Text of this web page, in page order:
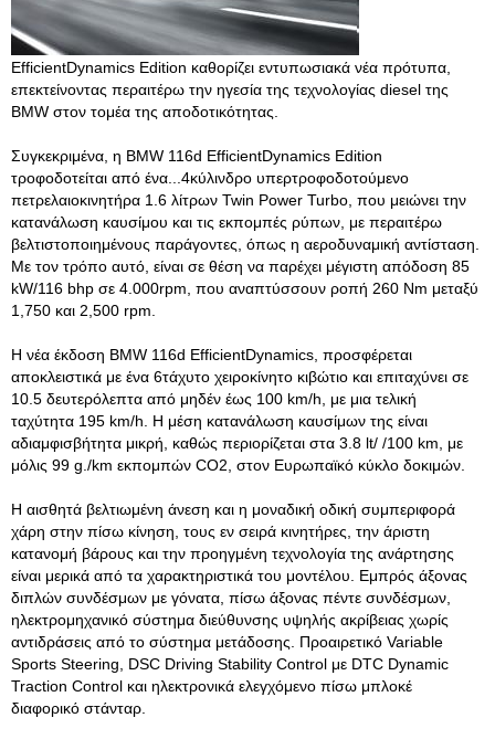
EfficientDynamics Edition καθορίζει εντυπωσιακά νέα πρότυπα,
επεκτείνοντας περαιτέρω την ηγεσία της τεχνολογίας diesel της
BMW στον τομέα της αποδοτικότητας.
Συγκεκριμένα, η BMW 116d EfficientDynamics Edition
τροφοδοτείται από ένα...4κύλινδρο υπερτροφοδοτούμενο
πετρελαιοκινητήρα 1.6 λίτρων Twin Power Turbo, που μειώνει την
κατανάλωση καυσίμου και τις εκπομπές ρύπων, με περαιτέρω
βελτιστοποιημένους παράγοντες, όπως η αεροδυναμική αντίσταση.
Με τον τρόπο αυτό, είναι σε θέση να παρέχει μέγιστη απόδοση 85
kW/116 bhp σε 4.000rpm, που αναπτύσσουν ροπή 260 Nm μεταξύ
1,750 και 2,500 rpm.
Η νέα έκδοση BMW 116d EfficientDynamics, προσφέρεται
αποκλειστικά με ένα 6τάχυτο χειροκίνητο κιβώτιο και επιταχύνει σε
10.5 δευτερόλεπτα από μηδέν έως 100 km/h, με μια τελική
ταχύτητα 195 km/h. Η μέση κατανάλωση καυσίμων της είναι
αδιαμφισβήτητα μικρή, καθώς περιορίζεται στα 3.8 lt/ /100 km, με
μόλις 99 g./km εκπομπών CO2, στον Ευρωπαϊκό κύκλο δοκιμών.
Η αισθητά βελτιωμένη άνεση και η μοναδική οδική συμπεριφορά
χάρη στην πίσω κίνηση, τους εν σειρά κινητήρες, την άριστη
κατανομή βάρους και την προηγμένη τεχνολογία της ανάρτησης
είναι μερικά από τα χαρακτηριστικά του μοντέλου. Εμπρός άξονας
διπλών συνδέσμων με γόνατα, πίσω άξονας πέντε συνδέσμων,
ηλεκτρομηχανικό σύστημα διεύθυνσης υψηλής ακρίβειας χωρίς
αντιδράσεις από το σύστημα μετάδοσης. Προαιρετικό Variable
Sports Steering, DSC Driving Stability Control με DTC Dynamic
Traction Control και ηλεκτρονικά ελεγχόμενο πίσω μπλοκέ
διαφορικό στάνταρ.